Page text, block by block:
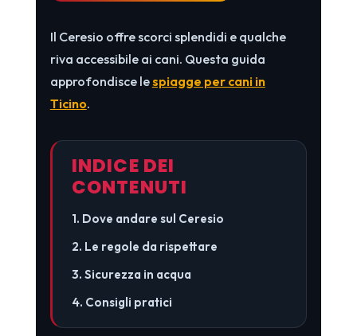
Il Ceresio offre scorci splendidi e qualche
riva accessibile ai cani. Questa guida
approfondisce lespiagge per cani in
Ticino.
INDICE DEI
CONTENUTI
1. Dove andare sul Ceresio
2. Le regole da rispettare
3. Sicurezza in acqua
4. Consigli pratici